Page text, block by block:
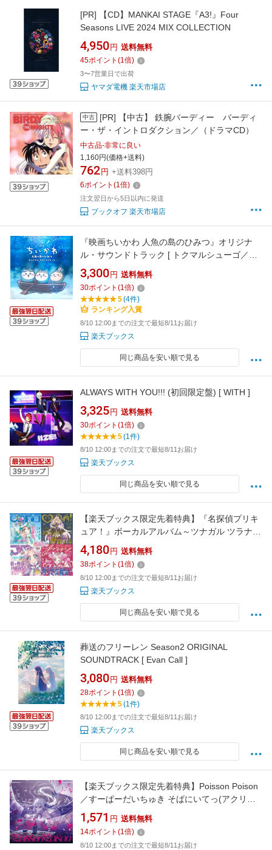
[PR]
【CD】MANKAI STAGE『A3!』Four
Seasons LIVE 2024 MIX COLLECTION
4,950 円 送料無料
45ポイント (1倍)
3〜7営業日で出荷
ヤマダ電機 楽天市場店
中古 [PR]
【中古】 鉄腕バーディー バーディ
ー・ザ・イントロダクション／（ドラマCD）
中古品-非常に良い
1,160円(価格+送料)
762 円 +送料398円
6ポイント (1倍)
注文翌日から5日以内に発送
ブックオフ 楽天市場店
『映画ちいかわ 人魚の島のひみつ』オリジナ
ル・サウンドトラック [ トクマルシューゴ／上
水樽力 ]
3,300 円 送料無料
30ポイント (1倍)
5(4件)
ランキング入賞
8/10 12:00までの注文で最短8/11お届け
楽天ブックス
同じ商品を安い順で見る
ALWAYS WITH YOU!!! (初回限定盤) [ WITH ]
3,325 円 送料無料
30ポイント (1倍)
5(1件)
8/10 12:00までの注文で最短8/11お届け
楽天ブックス
同じ商品を安い順で見る
【楽天ブックス限定先着特典】『名探偵プリキ
ュア！』ボーカルアルバム～ツナガル ツラナル
～(アクリルキーホルダー(キュアアルカナ・シ
ャドウ)) [ (V.A.) ]
4,180 円 送料無料
38ポイント (1倍)
8/10 12:00までの注文で最短8/11お届け
楽天ブックス
同じ商品を安い順で見る
葬送のフリーレン Season2 ORIGINAL
SOUNDTRACK [ Evan Call ]
3,080 円 送料無料
28ポイント (1倍)
5(1件)
8/10 12:00までの注文で最短8/11お届け
楽天ブックス
同じ商品を安い順で見る
【楽天ブックス限定先着特典】Poisson Poison
／すーぱーだいちゅき そばにいてっ(アクリル
キーホルダー（サイズ：5cm）) [ 藍月なくる ]
1,571 円 送料無料
14ポイント (1倍)
8/10 12:00までの注文で最短8/11お届け